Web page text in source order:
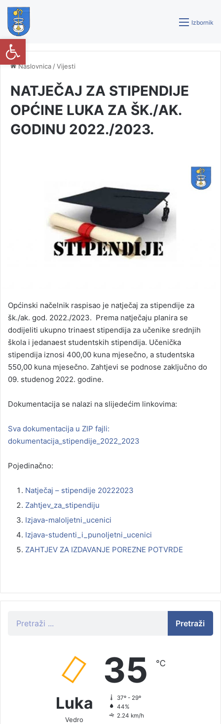
Izbornik
Naslovnica /Vijesti
NATJEČAJ ZA STIPENDIJE
OPĆINE LUKA ZA ŠK./AK.
GODINU 2022./2023.
Općinski načelnik raspisao je natječaj za stipendije za
šk./ak. god. 2022./2023. Prema natječaju planira se
dodijeliti ukupno trinaest stipendija za učenike srednjih
škola i jedanaest studentskih stipendija. Učenička
stipendija iznosi 400,00 kuna mjesečno, a studentska
550,00 kuna mjesečno. Zahtjevi se podnose zaključno do
09. studenog 2022. godine.
Dokumentacija se nalazi na slijedećim linkovima:
Sva dokumentacija u ZIP fajli:
dokumentacija_stipendije_2022_2023
Pojedinačno:
Natječaj – stipendije 20222023
Zahtjev_za_stipendiju
Izjava-maloljetni_ucenici
Izjava-studenti_i_punoljetni_ucenici
ZAHTJEV ZA IZDAVANJE POREZNE POTVRDE
Pretraži
Luka
Vedro
35 ℃
37º - 29º
44%
2.24 km/h
Open toolbar